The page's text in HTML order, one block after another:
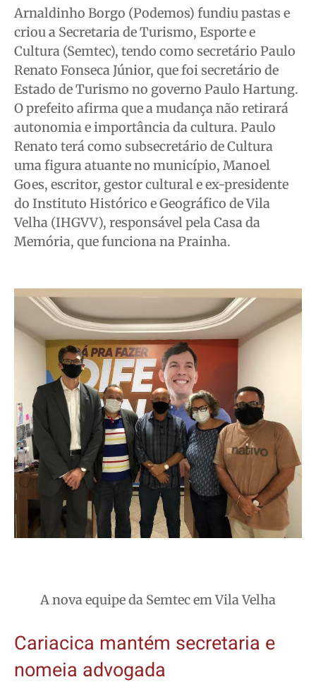
Privacidade
Privacidade
Privacidade
Privacidade
Arnaldinho Borgo (Podemos) fundiu pastas e
criou a Secretaria de Turismo, Esporte e
Cultura (Semtec), tendo como secretário Paulo
Renato Fonseca Júnior, que foi secretário de
Estado de Turismo no governo Paulo Hartung.
O prefeito afirma que a mudança não retirará
autonomia e importância da cultura. Paulo
Renato terá como subsecretário de Cultura
uma figura atuante no município, Manoel
Goes, escritor, gestor cultural e ex-presidente
do Instituto Histórico e Geográfico de Vila
Velha (IHGVV), responsável pela Casa da
Memória, que funciona na Prainha.
A nova equipe da Semtec em Vila Velha
Cariacica mantém secretaria e
nomeia advogada